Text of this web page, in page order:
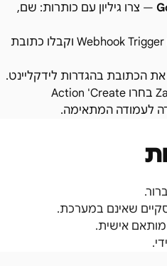
— צרו גיליון עם כותרות: שם,
הגדירו Webhook Trigger וקבלו כתובת
את הכתובת בהגדרות לידקליינט.
ב-Zapier בחרו Action 'Create
שאינם במערכת.
מותאם אישית.